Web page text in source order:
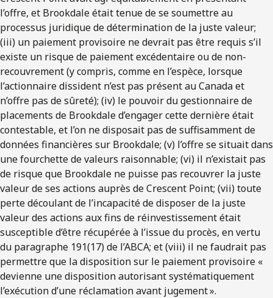
l’offre, et Brookdale était tenue de se soumettre au
processus juridique de détermination de la juste valeur;
(iii) un paiement provisoire ne devrait pas être requis s’il
existe un risque de paiement excédentaire ou de non-
recouvrement (y compris, comme en l’espèce, lorsque
l’actionnaire dissident n’est pas présent au Canada et
n’offre pas de sûreté); (iv) le pouvoir du gestionnaire de
placements de Brookdale d’engager cette dernière était
contestable, et l’on ne disposait pas de suffisamment de
données financières sur Brookdale; (v) l’offre se situait dans
une fourchette de valeurs raisonnable; (vi) il n’existait pas
de risque que Brookdale ne puisse pas recouvrer la juste
valeur de ses actions auprès de Crescent Point; (vii) toute
perte découlant de l’incapacité de disposer de la juste
valeur des actions aux fins de réinvestissement était
susceptible d’être récupérée à l’issue du procès, en vertu
du paragraphe 191(17) de l’ABCA; et (viii) il ne faudrait pas
permettre que la disposition sur le paiement provisoire «
devienne une disposition autorisant systématiquement
l’exécution d’une réclamation avant jugement ».